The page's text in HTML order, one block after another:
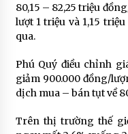
80,15 – 82,25 triệu
lượt 1 triệu và 1,15
qua.
Phú Quý điều chỉnh
giảm 900.000 đồng/
dịch mua – bán tụt về
Trên thị trường thế